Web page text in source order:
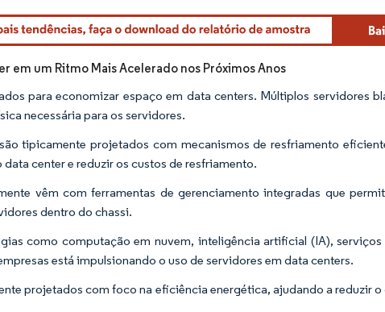
atribuição conforme CC BY 4.0.
em um Ritmo Mais Acelerado nos Próximos Anos
para economizar espaço em data centers. Múltiplos servidores
necessária para os servidores.
tipicamente projetados com mecanismos de resfriamento
center e reduzir os custos de resfriamento.
vêm com ferramentas de gerenciamento integradas que
dentro do chassi.
como computação em nuvem, inteligência artificial (IA),
está impulsionando o uso de servidores em data centers.
projetados com foco na eficiência energética, ajudando a reduzir